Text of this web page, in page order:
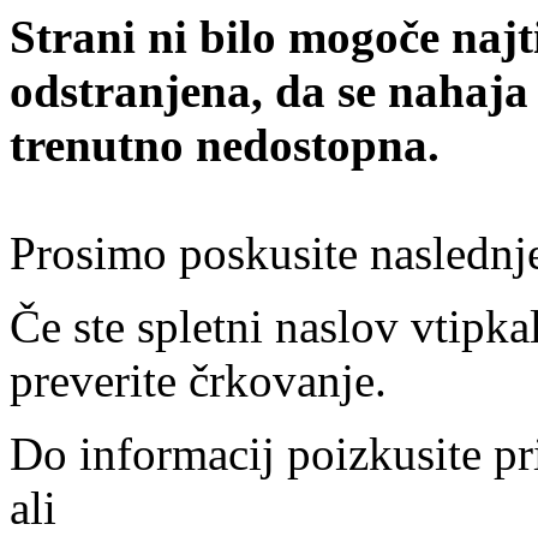
Strani ni bilo mogoče
odstranjena, da se
trenutno nedostopna.
Prosimo poskusite
Če ste spletni naslov
preverite črkovanje.
Do informacij poizkusite
ali